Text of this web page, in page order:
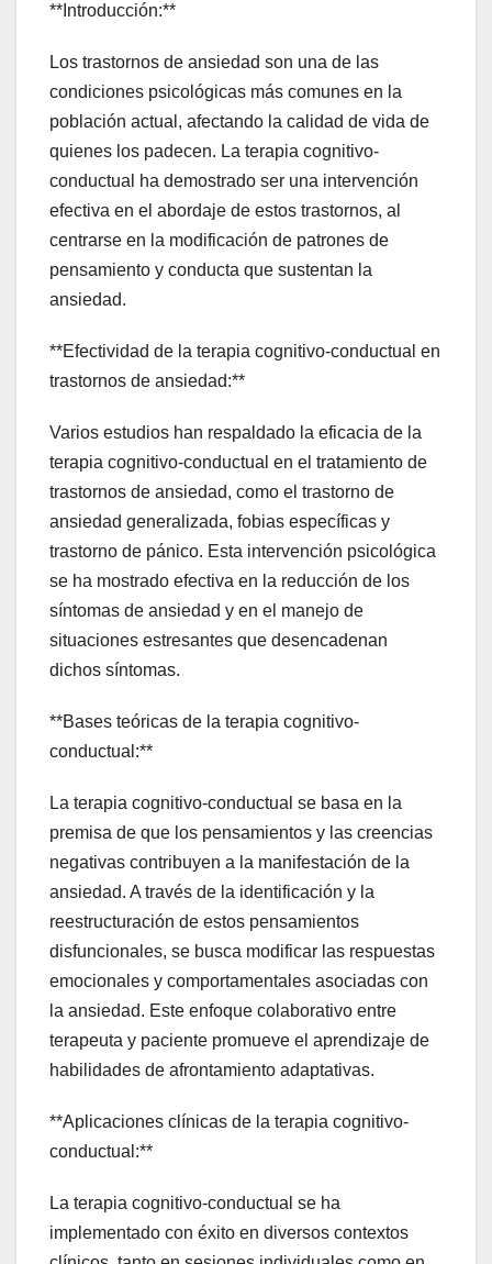
**Introducción:**
Los trastornos de ansiedad son una de las
condiciones psicológicas más comunes en la
población actual, afectando la calidad de vida de
quienes los padecen. La terapia cognitivo-
conductual ha demostrado ser una intervención
efectiva en el abordaje de estos trastornos, al
centrarse en la modificación de patrones de
pensamiento y conducta que sustentan la
ansiedad.
**Efectividad de la terapia cognitivo-conductual en
trastornos de ansiedad:**
Varios estudios han respaldado la eficacia de la
terapia cognitivo-conductual en el tratamiento de
trastornos de ansiedad, como el trastorno de
ansiedad generalizada, fobias específicas y
trastorno de pánico. Esta intervención psicológica
se ha mostrado efectiva en la reducción de los
síntomas de ansiedad y en el manejo de
situaciones estresantes que desencadenan
dichos síntomas.
**Bases teóricas de la terapia cognitivo-
conductual:**
La terapia cognitivo-conductual se basa en la
premisa de que los pensamientos y las creencias
negativas contribuyen a la manifestación de la
ansiedad. A través de la identificación y la
reestructuración de estos pensamientos
disfuncionales, se busca modificar las respuestas
emocionales y comportamentales asociadas con
la ansiedad. Este enfoque colaborativo entre
terapeuta y paciente promueve el aprendizaje de
habilidades de afrontamiento adaptativas.
**Aplicaciones clínicas de la terapia cognitivo-
conductual:**
La terapia cognitivo-conductual se ha
implementado con éxito en diversos contextos